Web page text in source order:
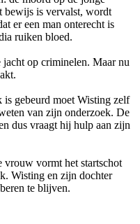
bewijs is vervalst, wordt
er een man onterecht is
ruiken bloed.
op criminelen. Maar nu
gebeurd moet Wisting zelf
van zijn onderzoek. De
dus vraagt hij hulp aan zijn
vrouw vormt het startschot
Wisting en zijn dochter
te blijven.